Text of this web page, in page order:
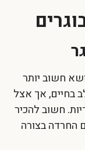
חשוב יותר
בחיים, אך אצל
חשוב להכיר
החרדה בצורה